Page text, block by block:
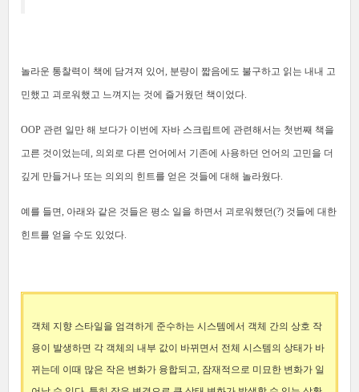
놀라운 통찰력이 책에 담겨져 있어, 분량이 짧음에도 불구하고 읽는 내내 고
민했고 괴로워했고 느껴지는 것에 즐거웠던 책이었다.
OOP 관련 일만 해 보다가 이번에 자바 스크립트에 관련해서는 첫번째 책을
고른 것이었는데, 의외로 다른 언어에서 기존에 사용하던 언어의 고민을 더
깊게 만들거나 또는 의외의 힌트를 얻은 것들에 대해 놀라웠다.
예를 들면, 아래와 같은 것들은 평소 일을 하면서 괴로워했던(?) 것들에 대한
힌트를 얻을 수도 있었다.
객체 지향 스타일을 엄격하게 준수하는 시스템에서 객체 간의 상호 작
용이 발생하면 각 객체의 내부 값이 바뀌면서 전체 시스템의 상태가 바
뀌는데 이때 많은 작은 변화가 융합되고, 잠재적으로 미묘한 변화가 일